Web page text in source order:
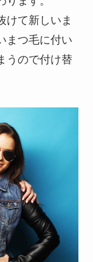
けて新しいま
まつ毛に付い
うので付け替